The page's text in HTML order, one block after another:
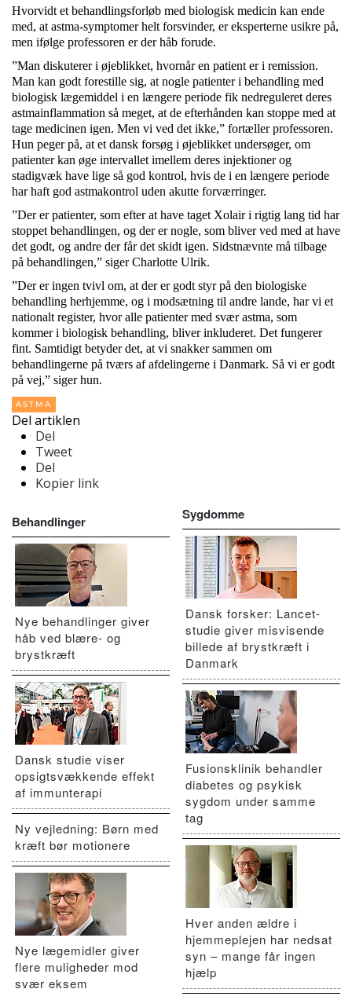
Hvorvidt et behandlingsforløb med biologisk medicin kan ende
med, at astma-symptomer helt forsvinder, er eksperterne usikre på,
men ifølge professoren er der håb forude.
”Man diskuterer i øjeblikket, hvornår en patient er i remission.
Man kan godt forestille sig, at nogle patienter i behandling med
biologisk lægemiddel i en længere periode fik nedreguleret deres
astmainflammation så meget, at de efterhånden kan stoppe med at
tage medicinen igen. Men vi ved det ikke,” fortæller professoren.
Hun peger på, at et dansk forsøg i øjeblikket undersøger, om
patienter kan øge intervallet imellem deres injektioner og
stadigvæk have lige så god kontrol, hvis de i en længere periode
har haft god astmakontrol uden akutte forværringer.
”Der er patienter, som efter at have taget Xolair i rigtig lang tid har
stoppet behandlingen, og der er nogle, som bliver ved med at have
det godt, og andre der får det skidt igen. Sidstnævnte må tilbage
på behandlingen,” siger Charlotte Ulrik.
”Der er ingen tvivl om, at der er godt styr på den biologiske
behandling herhjemme, og i modsætning til andre lande, har vi et
nationalt register, hvor alle patienter med svær astma, som
kommer i biologisk behandling, bliver inkluderet. Det fungerer
fint. Samtidigt betyder det, at vi snakker sammen om
behandlingerne på tværs af afdelingerne i Danmark. Så vi er godt
på vej,” siger hun.
ASTMA
Del artiklen
Del
Tweet
Del
Kopier link
Behandlinger
Nye behandlinger giver
håb ved blære- og
brystkræft
Dansk studie viser
opsigtsvækkende effekt
af immunterapi
Ny vejledning: Børn med
kræft bør motionere
Nye lægemidler giver
flere muligheder mod
svær eksem
Sygdomme
Dansk forsker: Lancet-
studie giver misvisende
billede af brystkræft i
Danmark
Fusionsklinik behandler
diabetes og psykisk
sygdom under samme
tag
Hver anden ældre i
hjemmeplejen har nedsat
syn – mange får ingen
hjælp